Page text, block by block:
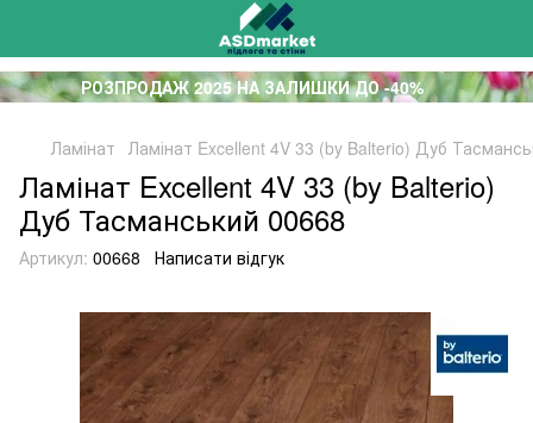
РОЗПРОДАЖ 2025 НА ЗАЛИШКИ ДО -40%
Ламінат Ламінат Excellent 4V 33 (by Balterio) Дуб
Ламінат Excellent 4V 33 (by Balterio)
Дуб Тасманський 00668
Артикул: 00668 Написати відгук